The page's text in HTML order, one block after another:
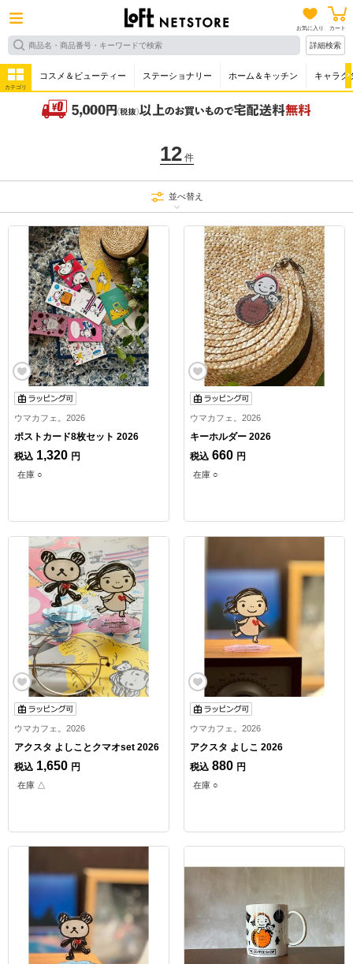
お気に入り カート
詳細検索
カテゴリ
コスメ＆ビューティー ステーショナリー ホーム＆キッチン キャラク
12件
並べ替え
ウマカフェ。2026
ポストカード8枚セット 2026
税込 1,320 円
在庫 ○
ウマカフェ。2026
キーホルダー 2026
税込 660 円
在庫 ○
ウマカフェ。2026
アクスタ よしことクマオset 2026
税込 1,650 円
在庫 △
ウマカフェ。2026
アクスタ よしこ 2026
税込 880 円
在庫 ○